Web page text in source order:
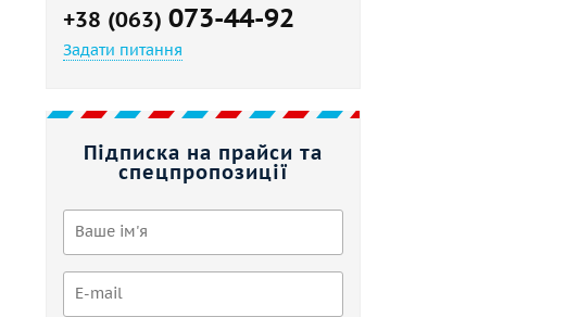
+38 (063) 073-44-92
Задати питання
Підписка на прайси та
спецпропозиції